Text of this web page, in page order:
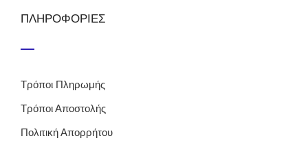
ΠΛΗΡΟΦΟΡΙΕΣ
Τρόποι Πληρωμής
Τρόποι Αποστολής
Πολιτική Απορρήτου